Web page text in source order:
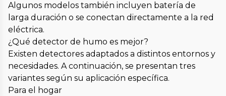
Algunos modelos también incluyen batería de
larga duración o se conectan directamente a la red
eléctrica.
¿Qué detector de humo es mejor?
Existen detectores adaptados a distintos entornos y
necesidades. A continuación, se presentan tres
variantes según su aplicación específica.
Para el hogar